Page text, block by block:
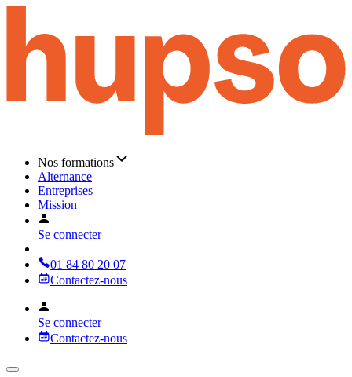
Nos formations
Alternance
Entreprises
Mission
Se connecter
01 84 80 20 07
Contactez-nous
Se connecter
Contactez-nous